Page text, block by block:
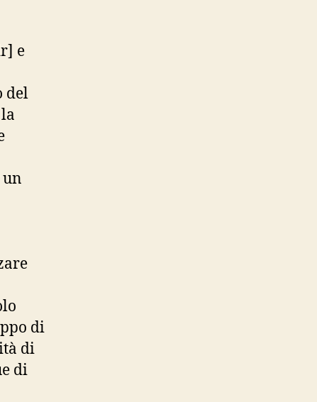
e
del
un
di
di
di